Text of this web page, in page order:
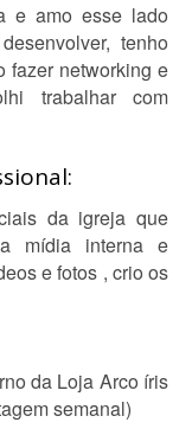
e amo esse lado
tenho
fazer networking e
trabalhar com
da igreja que
mídia interna e
e fotos , crio os
da Loja Arco íris
semanal)